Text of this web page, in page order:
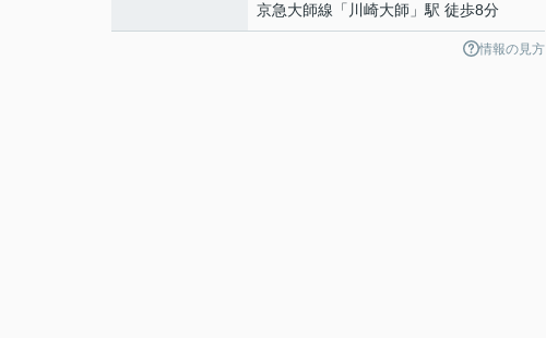
京急大師線 「 川崎大師 」駅 徒歩8分
情報の見方